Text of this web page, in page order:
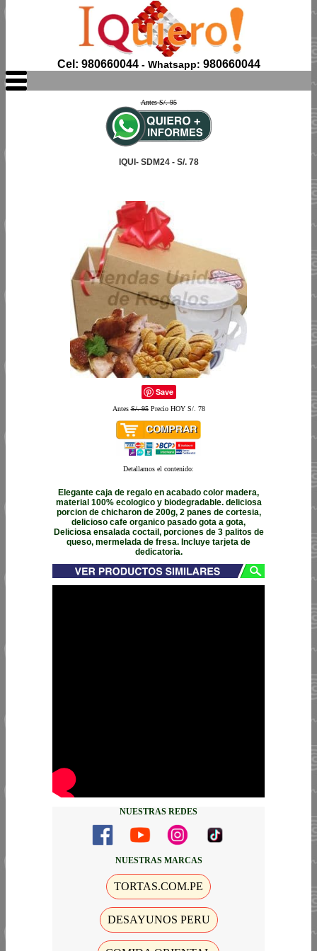
Cel: 980660044- Whatsapp: 980660044
Antes S/. 95
IQUI- SDM24 - S/. 78
Save
AntesS/. 95Precio HOY S/. 78
Detallamos el contenido:
Elegante caja de regalo en acabado color madera,
material 100% ecologico y biodegradable. deliciosa
porcion de chicharon de 200g, 2 panes de cortesia,
delicioso cafe organico pasado gota a gota,
Deliciosa ensalada coctail, porciones de 3 palitos de
queso, mermelada de fresa. Incluye tarjeta de
dedicatoria.
NUESTRAS REDES
NUESTRAS MARCAS
TORTAS.COM.PE
DESAYUNOS PERU